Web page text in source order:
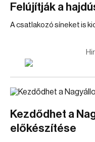
Felújítják a
A csatlakozó síneket is
Kezdődhet a
előkészítése